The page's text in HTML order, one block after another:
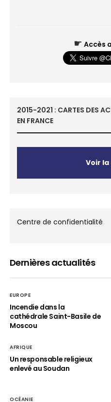
☛ Accès
2015-2021 : CARTES DES
EN FRANCE
Voir
Centre de confidentialité
Dernières actualités
EUROPE
Incendie dans la
cathédrale Saint-Basile de
Moscou
AFRIQUE
Un responsable religieux
enlevé au Soudan
OCÉANIE